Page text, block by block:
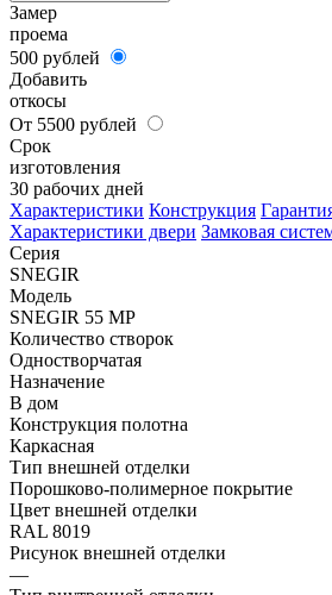
Замер
проема
500 рублей
Добавить
откосы
От 5500 рублей
Срок
изготовления
30 рабочих дней
Характеристики Конструкция
Характеристики двери Замковая
Серия
SNEGIR
Модель
SNEGIR 55 MP
Количество створок
Одностворчатая
Назначение
В дом
Конструкция полотна
Каркасная
Тип внешней отделки
Порошково-полимерное покрытие
Цвет внешней отделки
RAL 8019
Рисунок внешней отделки
—